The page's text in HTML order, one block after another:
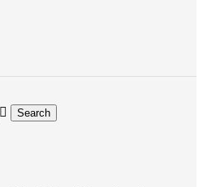
Search